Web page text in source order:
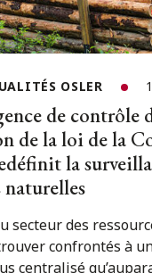
OSLER
de contrôle
de la loi de la
la
naturelles
secteur des
confrontés à
centralisé